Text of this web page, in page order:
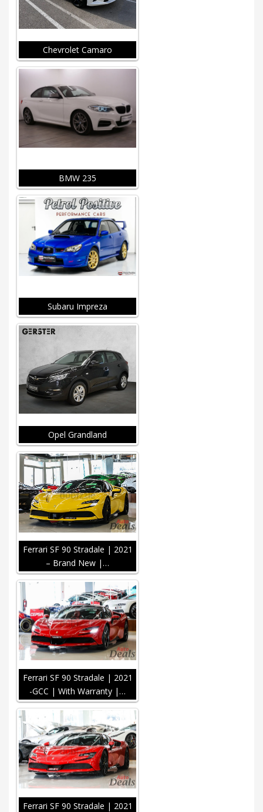
Chevrolet Camaro
BMW 235
Subaru Impreza
Opel Grandland
Ferrari SF 90 Stradale | 2021
– Brand New |…
Ferrari SF 90 Stradale | 2021
-GCC | With Warranty |…
Ferrari SF 90 Stradale | 2021